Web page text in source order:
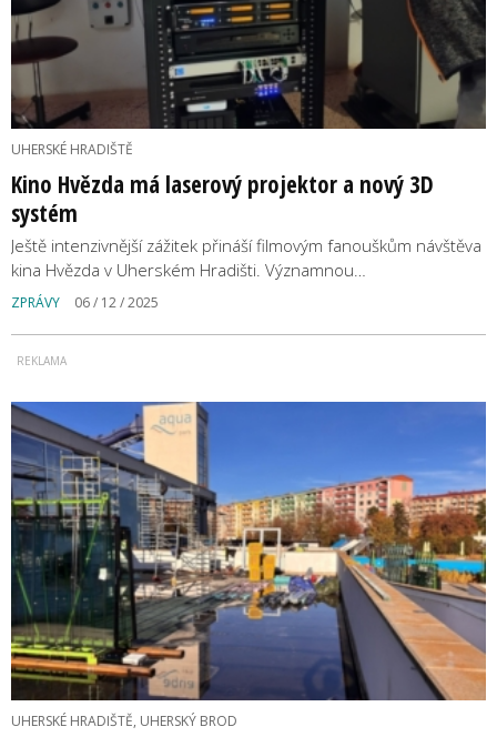
UHERSKÉ HRADIŠTĚ
Kino Hvězda má laserový projektor a nový 3D
systém
Ještě intenzivnější zážitek přináší filmovým fanouškům návštěva
kina Hvězda v Uherském Hradišti. Významnou…
ZPRÁVY 06 / 12 / 2025
UHERSKÉ HRADIŠTĚ, UHERSKÝ BROD